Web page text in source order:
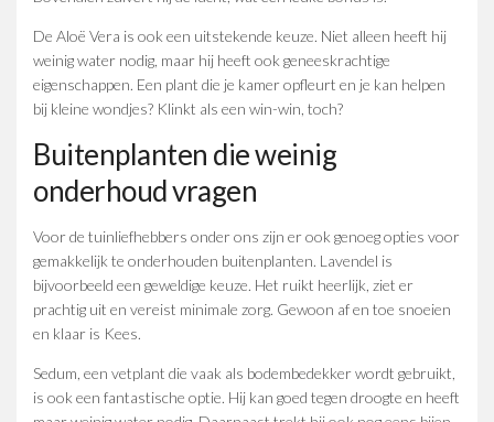
De Aloë Vera is ook een uitstekende keuze. Niet alleen heeft hij
weinig water nodig, maar hij heeft ook geneeskrachtige
eigenschappen. Een plant die je kamer opfleurt en je kan helpen
bij kleine wondjes? Klinkt als een win-win, toch?
Buitenplanten die weinig
onderhoud vragen
Voor de tuinliefhebbers onder ons zijn er ook genoeg opties voor
gemakkelijk te onderhouden buitenplanten. Lavendel is
bijvoorbeeld een geweldige keuze. Het ruikt heerlijk, ziet er
prachtig uit en vereist minimale zorg. Gewoon af en toe snoeien
en klaar is Kees.
Sedum, een vetplant die vaak als bodembedekker wordt gebruikt,
is ook een fantastische optie. Hij kan goed tegen droogte en heeft